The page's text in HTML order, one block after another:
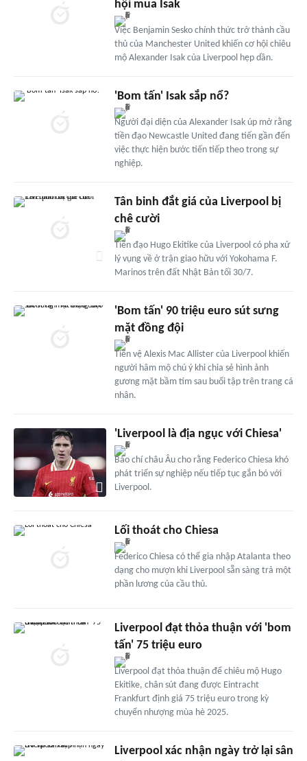
hội mua Isak
Việc Benjamin Sesko chính thức trở thành cầu
thủ của Manchester United khiến cơ hội chiêu
mộ Alexander Isak của Liverpool hẹp dần.
'Bom tấn' Isak sắp nổ?
Người đại diện của Alexander Isak úp mở rằng
tiền đạo Newcastle United đang tiến gần đến
việc thực hiện bước tiến tiếp theo trong sự
nghiệp.
Tân binh đắt giá của Liverpool bị
chê cười
Tiền đạo Hugo Ekitike của Liverpool có pha xử
lý vụng về ở trận giao hữu với Yokohama F.
Marinos trên đất Nhật Bản tối 30/7.
'Bom tấn' 90 triệu euro sút sưng
mặt đồng đội
Tiền vệ Alexis Mac Allister của Liverpool khiến
người hâm mộ chú ý khi chia sẻ hình ảnh
gương mặt bầm tím sau buổi tập trên trang cá
nhân.
'Liverpool là địa ngục với Chiesa'
Báo chí châu Âu cho rằng Federico Chiesa khó
phát triển sự nghiệp nếu tiếp tục gắn bó với
Liverpool.
Lối thoát cho Chiesa
Federico Chiesa có thể gia nhập Atalanta theo
dạng cho mượn khi Liverpool sẵn sàng trả một
phần lương của cầu thủ.
Liverpool đạt thỏa thuận với 'bom
tấn' 75 triệu euro
Liverpool đạt thỏa thuận để chiêu mộ Hugo
Ekitike, chân sút đang được Eintracht
Frankfurt định giá 75 triệu euro trong kỳ
chuyển nhượng mùa hè 2025.
Liverpool xác nhận ngày trở lại sân